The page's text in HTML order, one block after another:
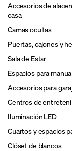
Accesorios de
casa
Camas ocultas
Puertas, cajones y
Sala de Estar
Espacios para
Accesorios para
Centros de
Iluminación LED
Cuartos y espacios
Clóset de blancos